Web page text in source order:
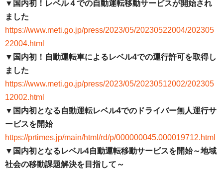
▼国内初！レベル４での自動運転移動サービスが開始され
ました
https://www.meti.go.jp/press/2023/05/20230522004/202305
22004.html
▼国内初！自動運転車によるレベル4での運行許可を取得し
ました
https://www.meti.go.jp/press/2023/05/20230512002/202305
12002.html
▼国内初となる自動運転レベル4でのドライバー無人運行サ
ービスを開始
https://prtimes.jp/main/html/rd/p/000000045.000019712.html
▼国内初となるレベル4自動運転移動サービスを開始～地域
社会の移動課題解決を目指して～